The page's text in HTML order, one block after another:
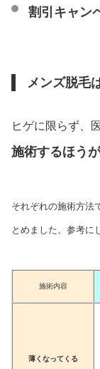
割引キャン
メンズ脱毛
ヒゲに限らず、
施術するほう
それぞれの施術方法
とめました。参考に
施術内容
薄くなってくる